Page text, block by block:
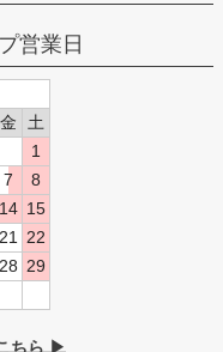
営業日
金
土
1
7
8
14 15
21
22
28 29
ちら ▶